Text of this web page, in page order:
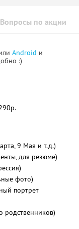
Вопросы по акции
Android и
:)
9 Мая и т.д.)
для резюме)
фото)
портрет
родственников)